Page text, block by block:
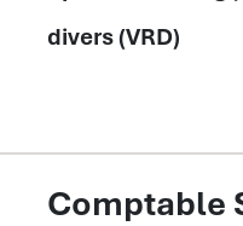
divers (VRD)
Comptable